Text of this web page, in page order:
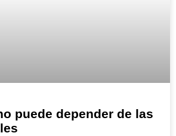
puede depender de las